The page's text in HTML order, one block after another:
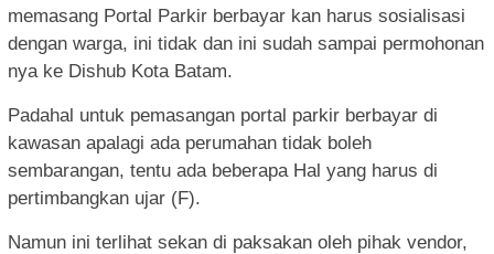
memasang Portal Parkir berbayar kan harus sosialisasi
dengan warga, ini tidak dan ini sudah sampai permohonan
nya ke Dishub Kota Batam.
Padahal untuk pemasangan portal parkir berbayar di
kawasan apalagi ada perumahan tidak boleh
sembarangan, tentu ada beberapa Hal yang harus di
pertimbangkan ujar (F).
Namun ini terlihat sekan di paksakan oleh pihak vendor,